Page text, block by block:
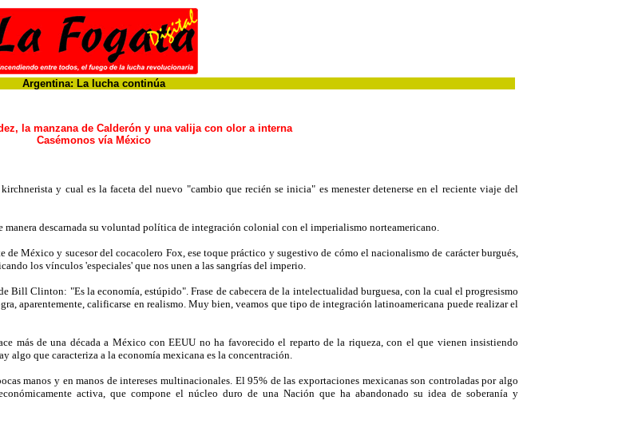
Argentina: La lucha continúa
la manzana de Calderón y una valija con olor a interna
Casémonos vía México
y cual es la faceta del nuevo "cambio que recién se inicia" es menester detenerse en el reciente viaje del
descarnada su voluntad política de integración colonial con el imperialismo norteamericano.
México y sucesor del cocacolero Fox, ese toque práctico y sugestivo de cómo el nacionalismo de carácter burgués,
los vínculos 'especiales' que nos unen a las sangrías del imperio.
Bill Clinton: "Es la economía, estúpido". Frase de cabecera de la intelectualidad burguesa, con la cual el progresismo
aparentemente, calificarse en realismo. Muy bien, veamos que tipo de integración latinoamericana puede realizar el
más de una década a México con EEUU no ha favorecido el reparto de la riqueza, con el que vienen insistiendo
que caracteriza a la economía mexicana es la concentración.
manos y en manos de intereses multinacionales. El 95% de las exportaciones mexicanas son controladas por algo
activa, que compone el núcleo duro de una Nación que ha abandonado su idea de soberanía y